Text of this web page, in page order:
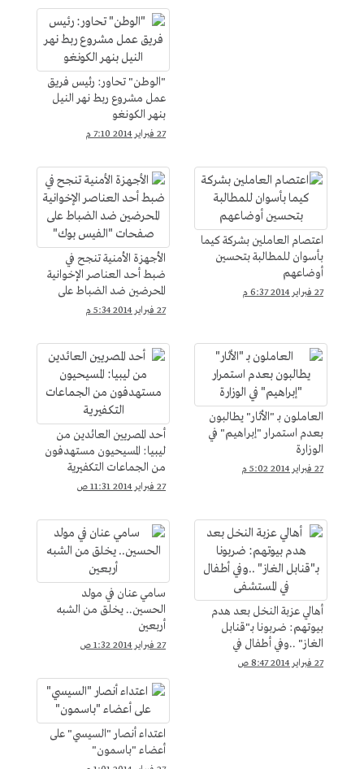
"الوطن" تحاور: رئيس فريق
عمل مشروع ربط نهر النيل
بنهر الكونغو
27 فبراير 2014 7:10 م
اعتصام العاملين بشركة كيما
بأسوان للمطالبة بتحسين
أوضاعهم
27 فبراير 2014 6:37 م
الأجهزة الأمنية تنجح في
ضبط أحد العناصر الإخوانية
المحرضين ضد الضباط على
صفحات "الفيس بوك"
27 فبراير 2014 5:34 م
العاملون بـ "الأثار" يطالبون
بعدم استمرار "إبراهيم" في
الوزارة
27 فبراير 2014 5:02 م
أحد المصريين العائدين من
ليبيا: المسيحيون مستهدفون
من الجماعات التكفيرية
27 فبراير 2014 11:31 ص
أهالي عزبة النخل بعد هدم
بيوتهم: ضربونا بـ"قنابل
الغاز" ..وفي أطفال في
المستشفى
27 فبراير 2014 8:47 ص
سامي عنان في مولد
الحسين.. يخلق من الشبه
أربعين
27 فبراير 2014 1:32 ص
اعتداء أنصار "السيسي" على
أعضاء "باسمون"